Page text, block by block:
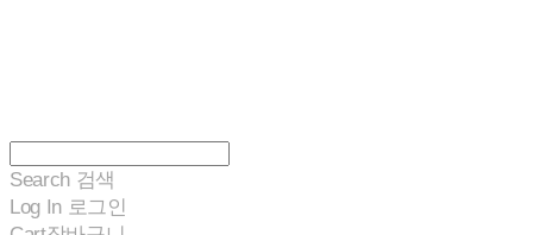
Search 검색
Log In 로그인